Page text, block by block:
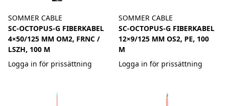
SOMMER CABLE
SC-OCTOPUS-G FIBERKABEL
4×50/125 ΜM OM2, FRNC /
LSZH, 100 M
Logga in för prissättning
SOMMER CABLE
SC-OCTOPUS-G FIBERKABEL
12×9/125 ΜM OS2, PE, 100
M
Logga in för prissättning